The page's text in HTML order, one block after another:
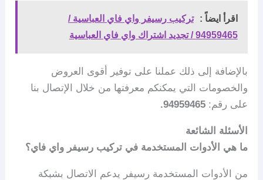
اقرأ ايضاً :
تركيب رسيفر واي فاي العباسية /
94959465 / تجديد اشتراك واي فاي العباسية
بالإضافة إلى ذلك عملنا على توفير أقوى العروض
والخصومات التي يمكنكم معرفتها من خلال الإتصال بنا
على رقم:94959465.
الأسئلة الشائعة
ما هي الأدوات المستخدمة في تركيب رسيفر واي فاي؟
من الأدوات المستخدمة رسيفر يدعم الاتصال بشبكة